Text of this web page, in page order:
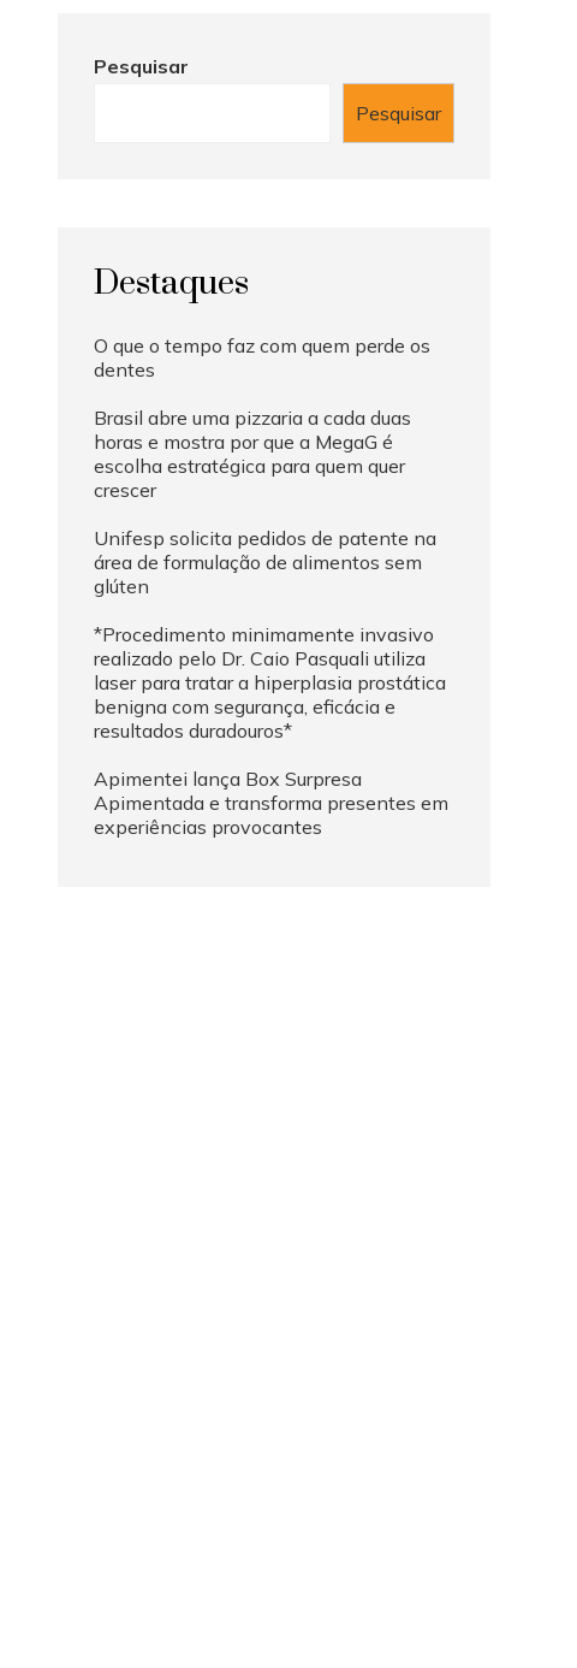
Pesquisar
Pesquisar
Destaques
O que o tempo faz com quem perde os
dentes
Brasil abre uma pizzaria a cada duas
horas e mostra por que a MegaG é
escolha estratégica para quem quer
crescer
Unifesp solicita pedidos de patente na
área de formulação de alimentos sem
glúten
*Procedimento minimamente invasivo
realizado pelo Dr. Caio Pasquali utiliza
laser para tratar a hiperplasia prostática
benigna com segurança, eficácia e
resultados duradouros*
Apimentei lança Box Surpresa
Apimentada e transforma presentes em
experiências provocantes